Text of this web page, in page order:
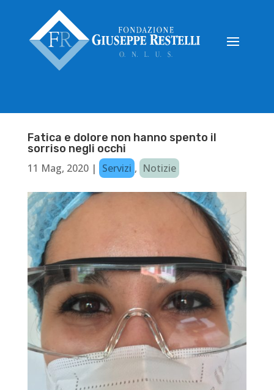
Fatica e dolore non hanno spento il
sorriso negli occhi
11 Mag, 2020| Servizi , Notizie